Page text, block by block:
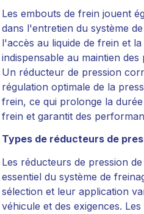
Les embouts de frein jouent
dans l'entretien du système
l'accès au liquide de frein et
indispensable au maintien
Un réducteur de pression
régulation optimale de la
frein, ce qui prolonge la
frein et garantit des
Types de réducteurs de
Les réducteurs de pression
essentiel du système de
sélection et leur application
véhicule et des exigences.